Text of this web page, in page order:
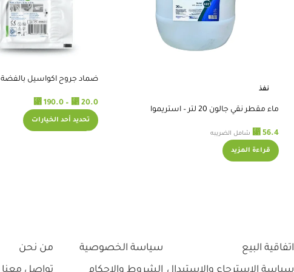
نفذ
ماء مقطر نقي جالون 20 لتر – استريموا
⃁ 56.4 شامل الضريبه
قراءة المزيد
ضماد جروح اكواسيل بالفضة 5سم
⃁ 20.0
–
⃁ 190.0
تحديد أحد الخيارات
اتفاقية البيع
سياسة الخصوصية
من نحن